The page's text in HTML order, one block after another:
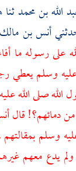
الله بن محمدثنا
أنس بن مالك
على رسوله ما
وسلم يعطي
الله صلى الله
من دمائهم؟! قال
وسلم
يدع معهم